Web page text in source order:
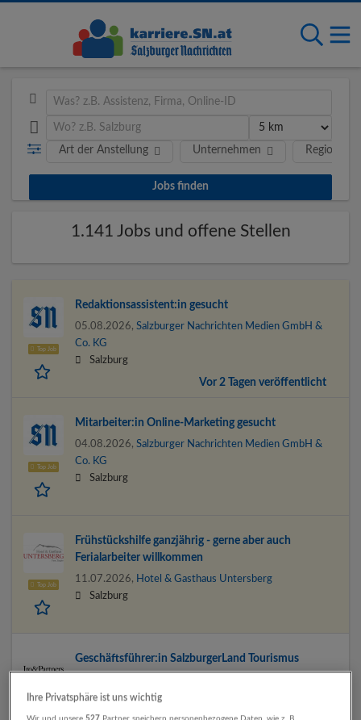
Art der Anstellung Unternehmen Region
1.141 Jobs und offene Stellen
Top Job
Redaktions­assistent:in gesucht
05.08.2026, Salzburger Nachrichten Medien GmbH &
Co. KG
Salzburg
Vor 2 Tagen veröffentlicht
Top Job
Mitarbeiter:in Online-Marketing gesucht
04.08.2026, Salzburger Nachrichten Medien GmbH &
Co. KG
Salzburg
Top Job
Frühstückshilfe ganzjährig - gerne aber auch
Ferialarbeiter willkommen
11.07.2026, Hotel & Gasthaus Untersberg
Salzburg
Geschäftsführer:in SalzburgerLand Tourismus
Managementberatung GmbH.
Salzburg
Ihre Privatsphäre ist uns wichtig